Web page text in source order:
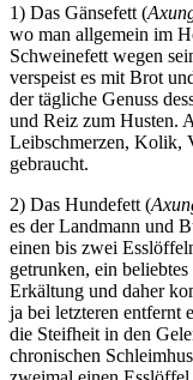
1) Das Gänsefett (
wo man allgemein im
Schweinefett wegen
verspeist es mit Brot
der tägliche Genuss
und Reiz zum Husten.
Leibschmerzen, Kolik,
gebraucht.
2) Das Hundefett (
es der Landmann und
einen bis zwei
getrunken, ein
Erkältung und daher
ja bei letzteren entfernt
die Steifheit in den
chronischen